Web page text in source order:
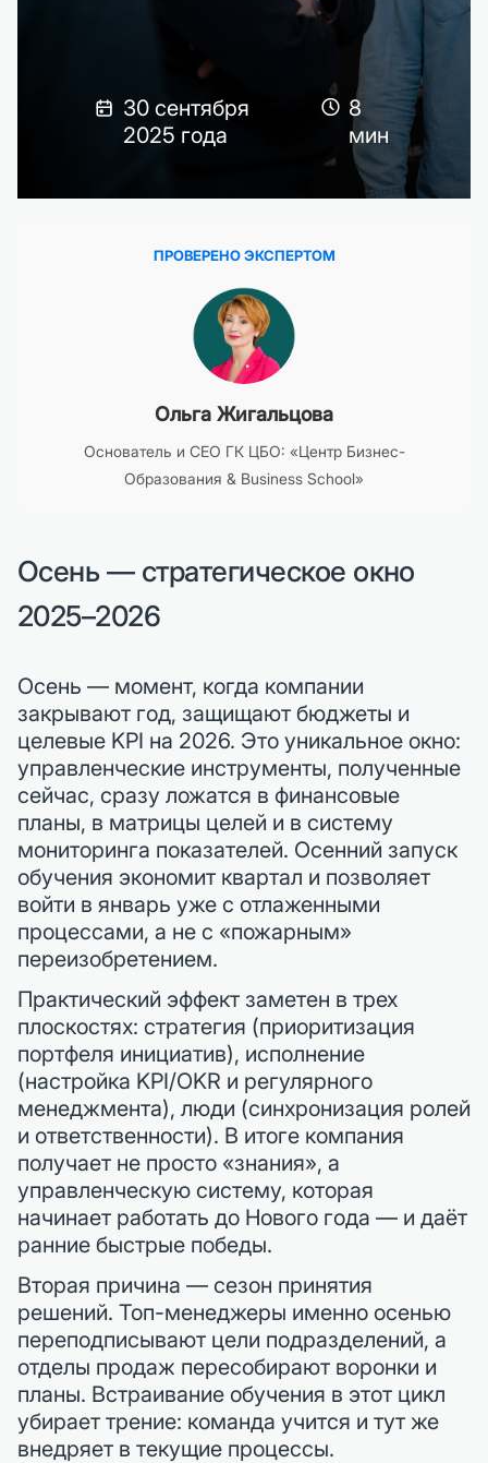
30 сентября
2025 года
8
мин
ПРОВЕРЕНО ЭКСПЕРТОМ
Ольга Жигальцова
Основатель и CEO ГК ЦБО: «Центр Бизнес-
Образования & Business School»
Осень — стратегическое окно
2025–2026
Осень — момент, когда компании
закрывают год, защищают бюджеты и
целевые KPI на 2026. Это уникальное окно:
управленческие инструменты, полученные
сейчас, сразу ложатся в финансовые
планы, в матрицы целей и в систему
мониторинга показателей. Осенний запуск
обучения экономит квартал и позволяет
войти в январь уже с отлаженными
процессами, а не с «пожарным»
переизобретением.
Практический эффект заметен в трех
плоскостях: стратегия (приоритизация
портфеля инициатив), исполнение
(настройка KPI/OKR и регулярного
менеджмента), люди (синхронизация ролей
и ответственности). В итоге компания
получает не просто «знания», а
управленческую систему, которая
начинает работать до Нового года — и даёт
ранние быстрые победы.
Вторая причина — сезон принятия
решений. Топ-менеджеры именно осенью
переподписывают цели подразделений, а
отделы продаж пересобирают воронки и
планы. Встраивание обучения в этот цикл
убирает трение: команда учится и тут же
внедряет в текущие процессы.